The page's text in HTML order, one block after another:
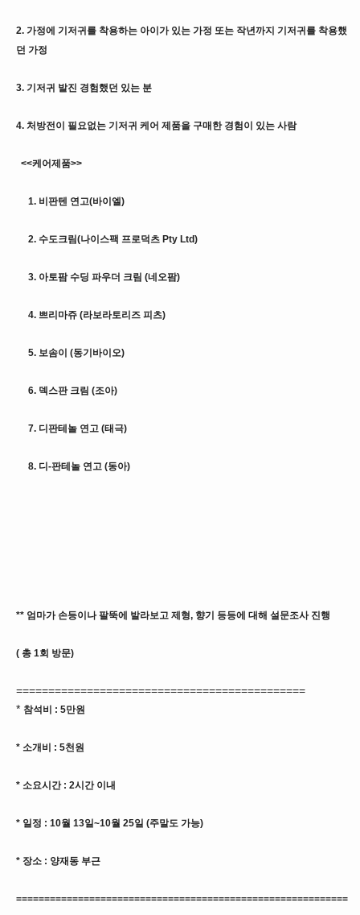
2. 가정에 기저귀를 착용하는 아이가 있는 가정 또는 작년까지 기저귀를 착용했
던 가정
3. 기저귀 발진 경험했던 있는 분
4. 처방전이 필요없는 기저귀 케어 제품을 구매한 경험이 있는 사람
<<케어제품>>
1. 비판텐 연고(바이엘)
2. 수도크림(나이스팩 프로덕츠 Pty Ltd)
3. 아토팜 수딩 파우더 크림 (네오팜)
4. 쁘리마쥬 (라보라토리즈 피츠)
5. 보솜이 (동기바이오)
6. 덱스판 크림 (조아)
7. 디판테놀 연고 (태극)
8. 디-판테놀 연고 (동아)
** 엄마가 손등이나 팔뚝에 발라보고 제형, 향기 등등에 대해 설문조사 진행
( 총 1회 방문)
=============================================
*참석비 : 5만원
* 소개비 : 5천원
* 소요시간 : 2시간 이내
* 일정 : 10월 13일~10월 25일 (주말도 가능)
* 장소 : 양재동 부근
===========================================================